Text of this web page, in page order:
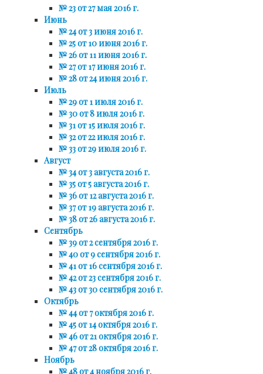
№ 23 от 27 мая 2016 г.
Июнь
№ 24 от 3 июня 2016 г.
№ 25 от 10 июня 2016 г.
№ 26 от 11 июня 2016 г.
№ 27 от 17 июня 2016 г.
№ 28 от 24 июня 2016 г.
Июль
№ 29 от 1 июля 2016 г.
№ 30 от 8 июля 2016 г.
№ 31 от 15 июля 2016 г.
№ 32 от 22 июля 2016 г.
№ 33 от 29 июля 2016 г.
Август
№ 34 от 3 августа 2016 г.
№ 35 от 5 августа 2016 г.
№ 36 от 12 августа 2016 г.
№ 37 от 19 августа 2016 г.
№ 38 от 26 августа 2016 г.
Сентябрь
№ 39 от 2 сентября 2016 г.
№ 40 от 9 сентября 2016 г.
№ 41 от 16 сентября 2016 г.
№ 42 от 23 сентября 2016 г.
№ 43 от 30 сентября 2016 г.
Октябрь
№ 44 от 7 октября 2016 г.
№ 45 от 14 октября 2016 г.
№ 46 от 21 октября 2016 г.
№ 47 от 28 октября 2016 г.
Ноябрь
№ 48 от 4 ноября 2016 г.